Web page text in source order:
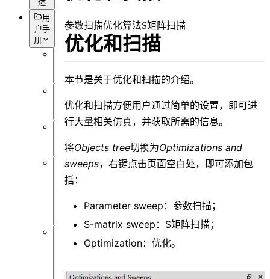
述
用
户手
册
述
简
介
言
用
户
参数扫描优化算法S矩阵扫描
优化和扫描
本节是关于优化和扫描的介绍。
优化和扫描方便用户通过简单的设置，即可进
行大量相关仿真，并获取所需的信息。
将Objects tree切换为Optimizations and
sweeps，右键点击页面空白处，即可添加包
括：
Parameter sweep：参数扫描；
S-matrix sweep：S矩阵扫描；
Optimization：优化。